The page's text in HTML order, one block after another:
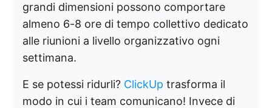
grandi dimensioni possono comportare
almeno 6-8 ore di tempo collettivo dedicato
alle riunioni a livello organizzativo ogni
settimana.
E se potessi ridurli? ClickUp trasforma il
modo in cui i team comunicano! Invece di